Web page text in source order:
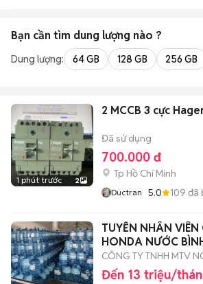
Bạn cần tìm dung lượng nào ?
Dung lượng: 64 GB 128 GB 256 GB
1 phút trước 2
2 MCCB 3 cực
Đã sử dụng
700.000 đ
Tp Hồ Chí Minh
Ductran 5.0 109 đã
TUYỂN NHÂN
HONDA NƯỚC
CÔNG TY TNHH MTV
Đến 13 triệu/